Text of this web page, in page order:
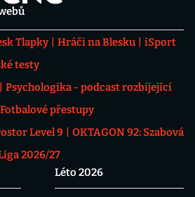
Tlapky Hráči na Blesku
iSport
testy
Psychologika - podcast rozbíjející
Fotbalové přestupy
Level 9
OKTAGON 92: Szabová
2026/27
Léto 2026